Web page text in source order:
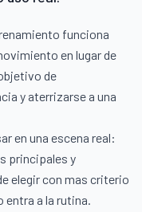
funciona
en lugar de
de
y aterrizarse a una
en una escena real:
principales y
elegir con mas criterio
entra a la rutina.